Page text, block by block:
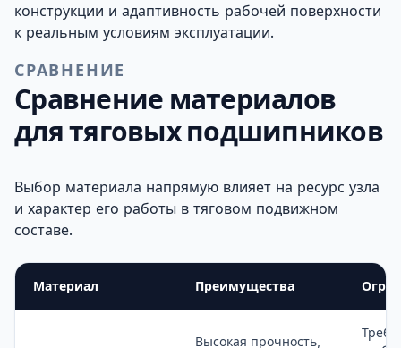
конструкции и адаптивность рабочей поверхности
к реальным условиям эксплуатации.
СРАВНЕНИЕ
Сравнение материалов
для тяговых подшипников
Выбор материала напрямую влияет на ресурс узла
и характер его работы в тяговом подвижном
составе.
Материал Преимущества
Высокая прочность,